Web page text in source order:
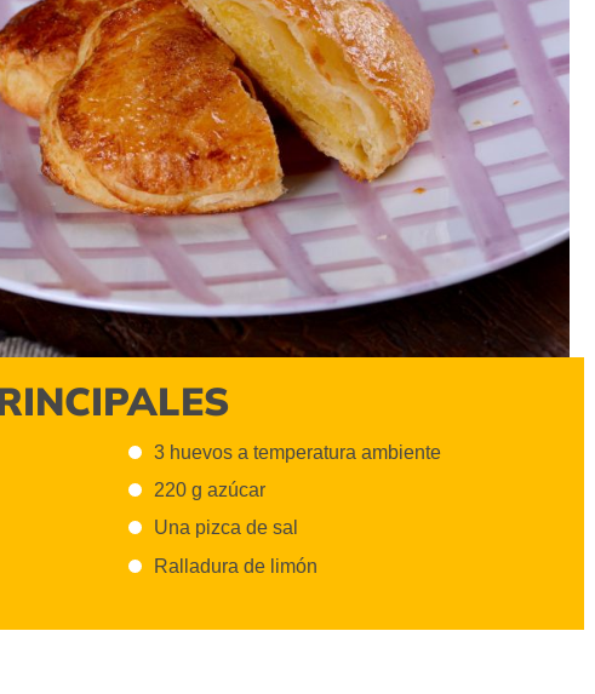
3 huevos a temperatura ambiente
220 g azúcar
Una pizca de sal
Ralladura de limón